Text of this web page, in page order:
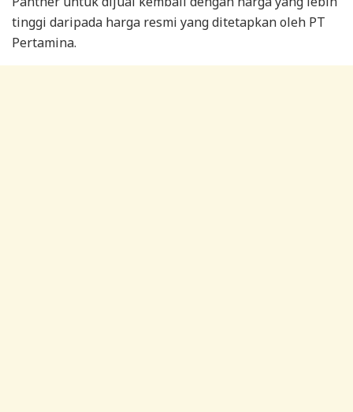
tinggi daripada harga resmi yang ditetapkan oleh PT
Pertamina.